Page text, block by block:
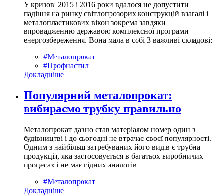
У кризові 2015 і 2016 роки вдалося не допустити
падіння на ринку світлопрозорих конструкцій взагалі і
металопластикових вікон зокрема завдяки
впровадженню державою комплексної програми
енергозбереження. Вона мала в собі 3 важливі складові:
#Металопрокат
#Профнастил
Докладніше
Популярний металопрокат:
вибираємо трубку правильно
Металопрокат давно став матеріалом номер один в
будівництві і до сьогодні не втрачає своєї популярності.
Одним з найбільш затребуваних його видів є трубна
продукція, яка застосовується в багатьох виробничих
процесах і не має гідних аналогів.
#Металопрокат
Докладніше